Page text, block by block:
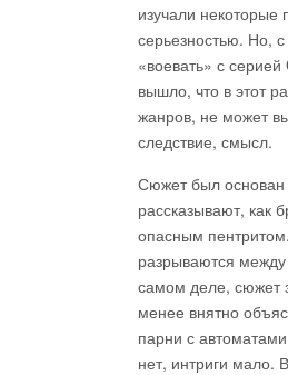
изучали
серьезностью. Но,
«воевать» с серией
вышло, что в этот
жанров, не может
следствие, смысл.
Сюжет был основан
рассказывают, как
опасным
разрываются
самом деле, сюжет
менее внятно
парни с
нет, интриги мало.